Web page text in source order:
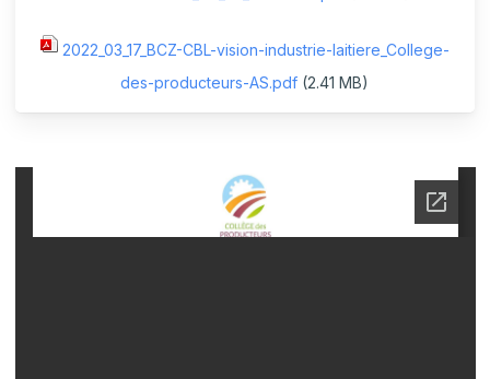
2022_03_17_BCZ-CBL-vision-industrie-laitiere_College-
des-producteurs-AS.pdf (2.41 MB)